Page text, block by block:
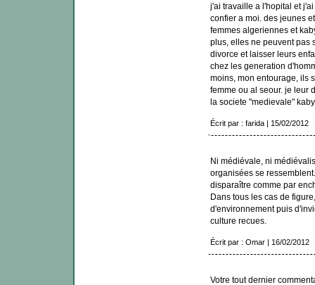
j'ai travaille a l'hopital et
confier a moi. des jeunes
femmes algeriennes et
plus, elles ne peuvent pas
divorce et laisser leurs
chez les generation
moins, mon entourage, ils
femme ou al seour. je leur
la societe "medievale"
Écrit par : farida | 15/02/2012
Ni médiévale, ni
organisées se
disparaître comme par
Dans tous les cas de
d'environnement puis
culture recues.
Écrit par : Omar | 16/02/2012
Votre tout dernier